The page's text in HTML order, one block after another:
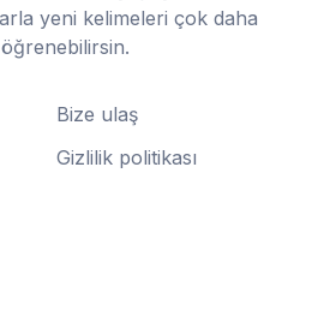
yeni kelimeleri çok daha
Bize ulaş
Gizlilik politikası